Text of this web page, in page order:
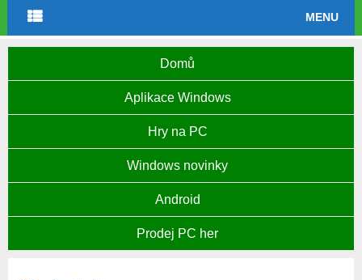
MENU
Domů
Aplikace Windows
Hry na PC
Windows novinky
Android
Prodej PC her